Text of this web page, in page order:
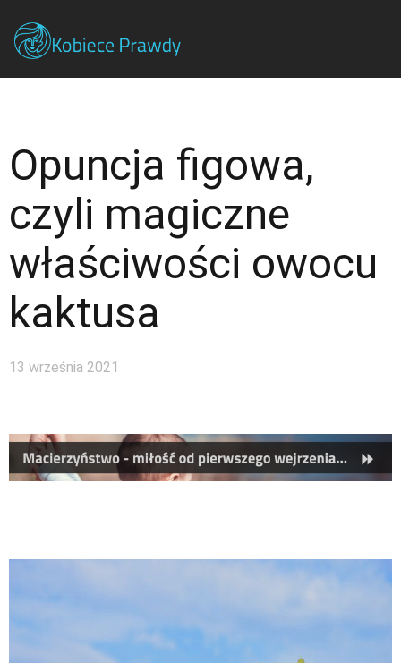
Opuncja figowa,
czyli magiczne
właściwości owocu
kaktusa
13 września 2021